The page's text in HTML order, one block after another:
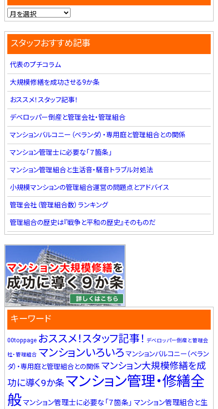
スタッフおすすめ記事
代表のプチコラム
大規模修繕を成功させる9か条
おススメ！スタッフ記事！
デベロッパー倒産と管理会社・管理組合
マンションバルコニー（ベランダ）・専用庭と管理組合との関係
マンション管理士に必要な「７箇条」
マンション管理組合と生活音・騒音トラブル対処法
小規模マンションの管理組合運営の問題点とアドバイス
管理会社（管理組合数）ランキング
管理組合の歴史は『戦争と平和の歴史』そのものだ
キーワード
00toppage おススメ！スタッフ記事！ デベロッパー倒産と管理会
社・管理組合 マンションいろいろ マンションバルコニー（ベラン
ダ）・専用庭と管理組合との関係 マンション大規模修繕を成
功に導く9か条マンション管理・修繕全
般マンション管理士に必要な「７箇条」 マンション管理組合と生